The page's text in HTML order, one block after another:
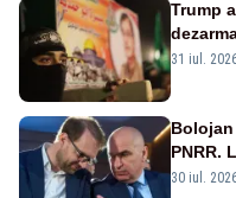
Trump
31 iul.
PNRR.
30 iul.